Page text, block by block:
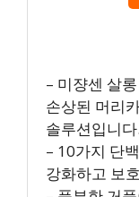
– 미쟝센 살
손상된 머리
솔루션입니다.
– 10가지 단
강화하고 보